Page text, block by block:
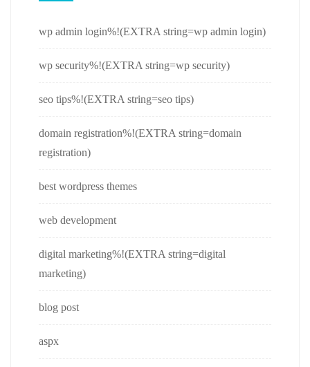
wp admin login%!(EXTRA string=wp admin login)
wp security%!(EXTRA string=wp security)
seo tips%!(EXTRA string=seo tips)
domain registration%!(EXTRA string=domain
registration)
best wordpress themes
web development
digital marketing%!(EXTRA string=digital
marketing)
blog post
aspx